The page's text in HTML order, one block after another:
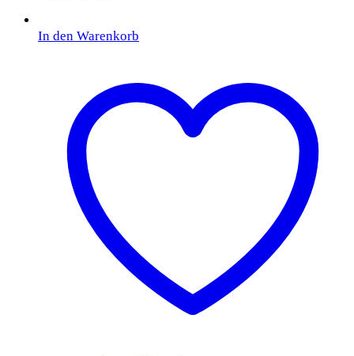
In den Warenkorb